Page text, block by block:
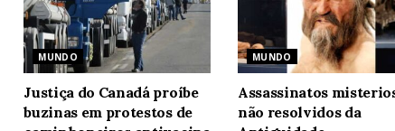
MUNDO
Justiça do Canadá proíbe
buzinas em protestos de
MUNDO
Assassinatos
não resolvidos da